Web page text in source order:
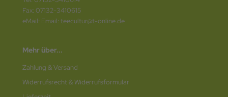
Fax: 07132-3410615
eMail: Email: teecultur@t-online.de
Mehr über...
Zahlung & Versand
Widerrufsrecht & Widerrufsformular